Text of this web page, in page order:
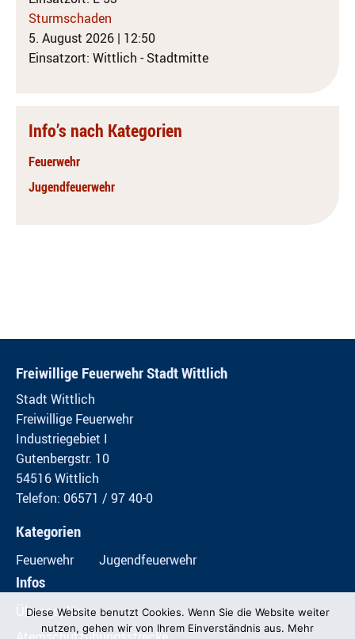
Sturmschaden
5. August 2026 | 12:50
Einsatzort: Wittlich - Stadtmitte
Info’s nach Kategorien
Feuerwehr
Jugendfeuerwehr
Freiwillige Feuerwehr Stadt Wittlich
Stadt Wittlich
Freiwillige Feuerwehr
Industriegebiet I
Gutenbergstr. 10
54516 Wittlich
Telefon: 06571 / 97 40-0
Kategorien
Feuerwehr Jugendfeuerwehr
Infos
Übungspläne
Diese Website benutzt Cookies. Wenn Sie die Website weiter
nutzen, gehen wir von Ihrem Einverständnis aus. Mehr